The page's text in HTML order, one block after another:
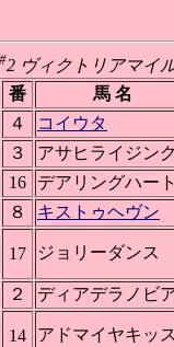
#2 ヴィクトリアマイ
番
馬 名
４
コイウタ
３
アサヒライジン
16
デアリングハー
８ キストゥヘヴン
17 ジョリーダンス
２ ディアデラノビ
14 アドマイヤキッ